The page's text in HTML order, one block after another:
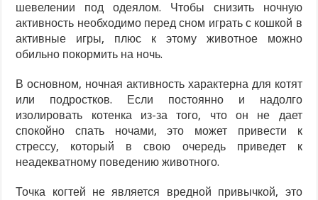
шевелении под одеялом. Чтобы снизить ночную
активность необходимо перед сном играть с кошкой в
активные игры, плюс к этому животное можно
обильно покормить на ночь.
В основном, ночная активность характерна для котят
или подростков. Если постоянно и надолго
изолировать котенка из-за того, что он не дает
спокойно спать ночами, это может привести к
стрессу, который в свою очередь приведет к
неадекватному поведению животного.
Точка когтей не является вредной привычкой, это